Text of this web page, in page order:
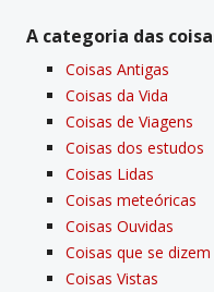
A categoria das
Coisas Antigas
Coisas da Vida
Coisas de Viagens
Coisas dos estudos
Coisas Lidas
Coisas meteóricas
Coisas Ouvidas
Coisas que se dizem
Coisas Vistas